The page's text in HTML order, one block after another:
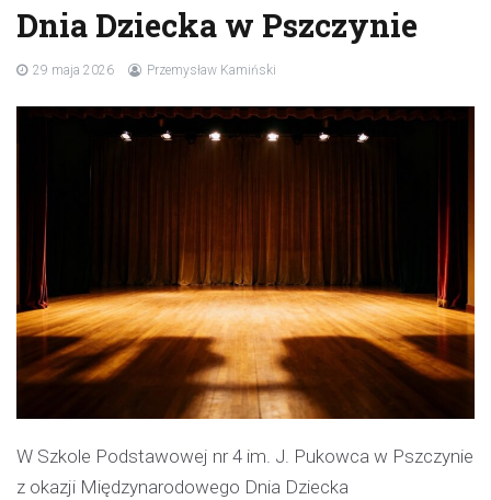
Dnia Dziecka w Pszczynie
29 maja 2026 Przemysław Kamiński
W Szkole Podstawowej nr 4 im. J. Pukowca w Pszczynie
z okazji Międzynarodowego Dnia Dziecka